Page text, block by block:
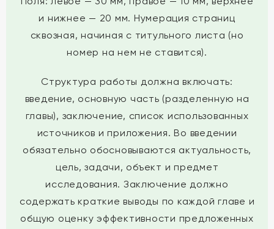
и нижнее — 20 мм. Нумерация страниц
сквозная, начиная с титульного листа (но
номер на нем не ставится).
Структура работы должна включать:
введение, основную часть (разделенную на
главы), заключение, список использованных
источников и приложения. Во введении
обязательно обосновываются актуальность,
цель, задачи, объект и предмет
исследования. Заключение должно
содержать краткие выводы по каждой главе и
общую оценку эффективности предложенных